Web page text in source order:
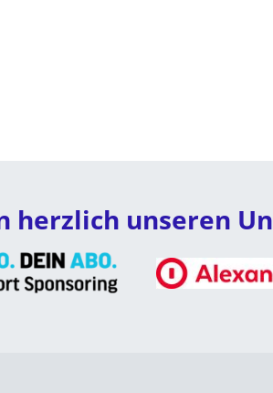
herzlich unseren